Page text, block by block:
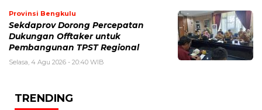
Provinsi Bengkulu
Sekdaprov Dorong Percepatan
Dukungan Offtaker untuk
Pembangunan TPST Regional
Selasa, 4 Agu 2026 - 20:40 WIB
TRENDING